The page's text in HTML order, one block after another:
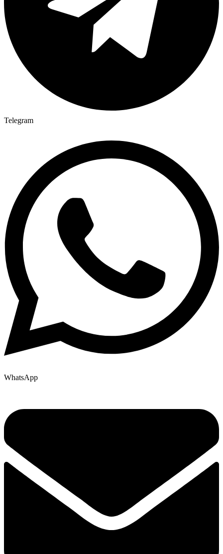
Telegram
WhatsApp